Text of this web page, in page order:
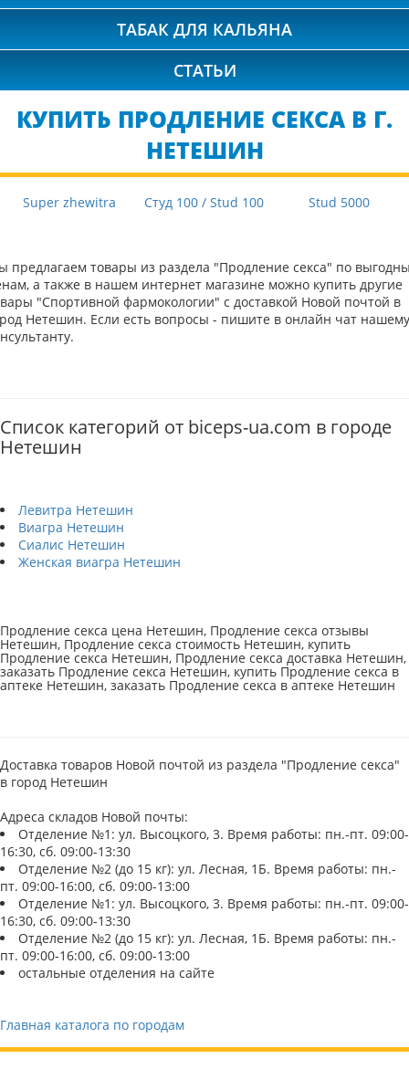
ТАБАК ДЛЯ КАЛЬЯНА
СТАТЬИ
КУПИТЬ ПРОДЛЕНИЕ СЕКСА В Г.
НЕТЕШИН
Super zhewitra Студ 100 / Stud 100 Stud 5000
предлагаем товары из раздела "Продление секса" по
а также в нашем интернет магазине можно купить другие
"Спортивной фармокологии" с доставкой Новой почтой в
Нетешин. Если есть вопросы - пишите в онлайн чат нашему
Список категорий от biceps-ua.com в городе
Нетешин
Левитра Нетешин
Виагра Нетешин
Сиалис Нетешин
Женская виагра Нетешин
Продление секса цена Нетешин, Продление секса отзывы
Нетешин, Продление секса стоимость Нетешин, купить
Продление секса Нетешин, Продление секса доставка Нетешин,
заказать Продление секса Нетешин, купить Продление секса в
аптеке Нетешин, заказать Продление секса в аптеке Нетешин
Доставка товаров Новой почтой из раздела "Продление секса"
в город Нетешин
Адреса складов Новой почты:
Отделение №1: ул. Высоцкого, 3. Время работы: пн.-пт. 09:00-
16:30, сб. 09:00-13:30
Отделение №2 (до 15 кг): ул. Лесная, 1Б. Время работы: пн.-
пт. 09:00-16:00, сб. 09:00-13:00
Отделение №1: ул. Высоцкого, 3. Время работы: пн.-пт. 09:00-
16:30, сб. 09:00-13:30
Отделение №2 (до 15 кг): ул. Лесная, 1Б. Время работы: пн.-
пт. 09:00-16:00, сб. 09:00-13:00
остальные отделения на сайте
Главная каталога по городам